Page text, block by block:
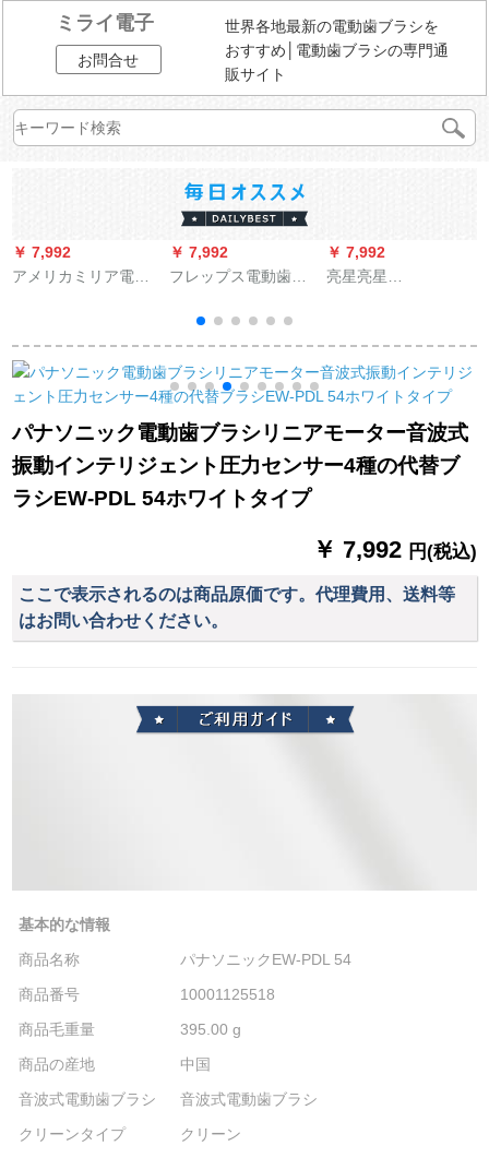
ミライ電子
お問合せ
世界各地最新の電動歯ブラシを
おすすめ│電動歯ブラシの専門通
販サイト
￥ 7,992
アメリカミリア電動
ラシ音波振動式カッ
プル歯ブラシU 1加護
タイプブラシ2本セッ
￥ 7,992
フレップス電動歯ブ
9954 HX 9924 HX
9903 HX 9073/15智
臻のセットにぴった
りです。
￥ 7,992
亮星亮星
動式電動歯ブラシ充
電式自動家庭用4つの
オリジナルブラシヘ
ッドピンク-高配合8
ブラシヘッド
パナソニック電動歯ブラシリニアモーター音波式
振動インテリジェント圧力センサー4種の代替ブ
ラシEW-PDL 54ホワイトタイプ
￥ 7,992 円(税込)
ここで表示されるのは商品原価です。代理費用、送料等
はお問い合わせください。
基本的な情報
商品名称
パナソニックEW-PDL 54
商品番号
10001125518
商品毛重量
395.00 g
商品の産地
中国
音波式電動歯ブラシ
音波式電動歯ブラシ
クリーンタイプ
クリーン